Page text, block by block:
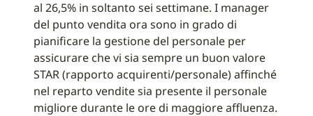
al 26,5% in soltanto sei settimane. I manager
del punto vendita ora sono in grado di
pianificare la gestione del personale per
assicurare che vi sia sempre un buon valore
STAR (rapporto acquirenti/personale) affinché
nel reparto vendite sia presente il personale
migliore durante le ore di maggiore affluenza.